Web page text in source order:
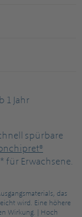
1 Jahr
spürbare
für Erwachsene.
das
wird. Eine höhere
Wirkung. | Hoch